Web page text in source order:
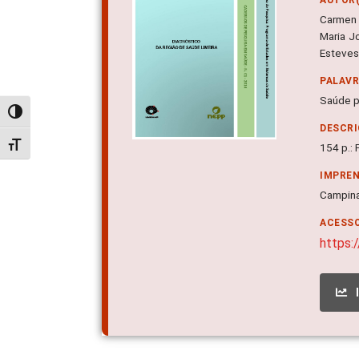
Alternar alto contraste
Alternar tamanho da fonte
Maria
Saúde
154 p.: